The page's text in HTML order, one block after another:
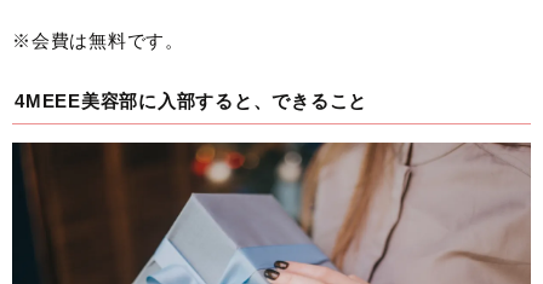
※会費は無料です。
4MEEE美容部に入部すると、できること